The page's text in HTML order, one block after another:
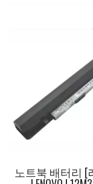
노트북 배터리 [